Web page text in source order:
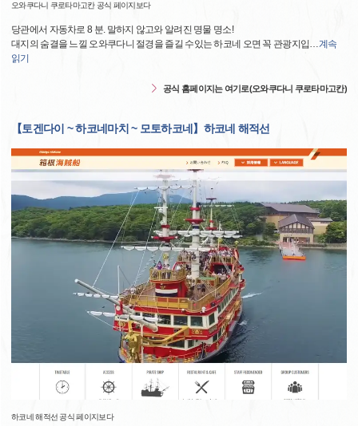
오와쿠다니 쿠로타마고칸 공식 페이지보다
당관에서 자동차로 8 분. 말하지 않고와 알려진 명물 명소!
대지의 숨결을 느낄 오와쿠다니 절경을 즐길 수있는 하코네 오면 꼭 관광지입…계속
읽기
공식 홈페이지는 여기로(오와쿠다니 쿠로타마고칸)
【토겐다이 ~ 하코네마치 ~ 모토하코네】하코네 해적선
하코네 해적선 공식 페이지보다